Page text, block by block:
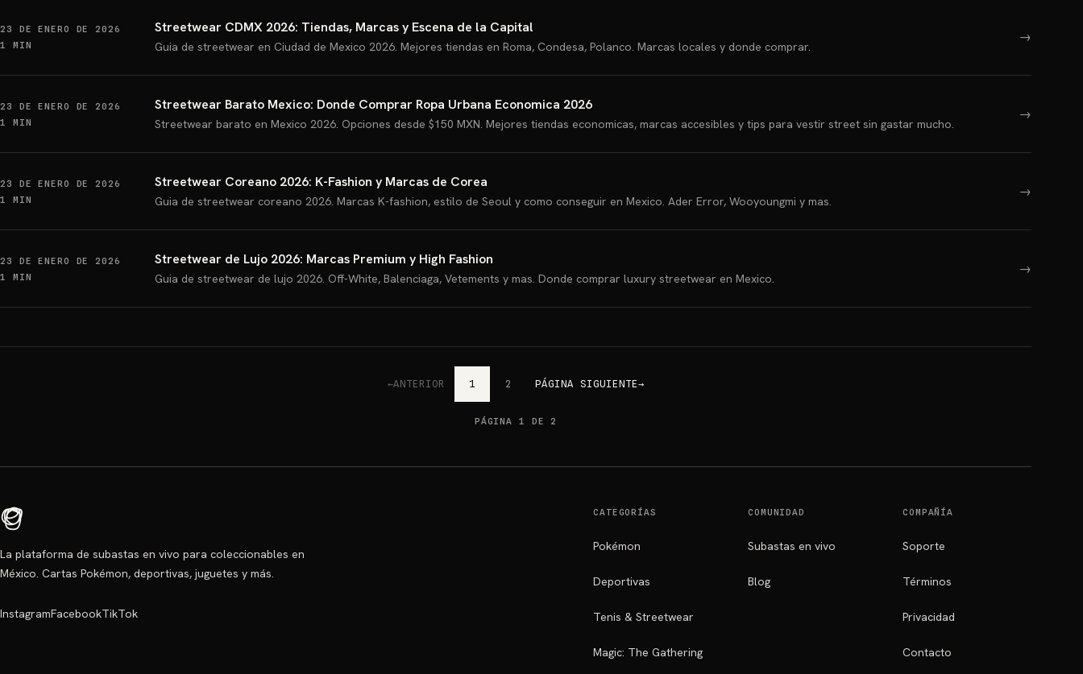
23 DE ENERO DE 2026
1 MIN
Streetwear CDMX 2026: Tiendas, Marcas y Escena de la Capital
Guia de streetwear en Ciudad de Mexico 2026. Mejores tiendas en Roma, Condesa, Polanco. Marcas locales y donde comprar.
→
23 DE ENERO DE 2026
1 MIN
Streetwear Barato Mexico: Donde Comprar Ropa Urbana Economica 2026
Streetwear barato en Mexico 2026. Opciones desde $150 MXN. Mejores tiendas economicas, marcas accesibles y tips para vestir street sin gastar mucho.
→
23 DE ENERO DE 2026
1 MIN
Streetwear Coreano 2026: K-Fashion y Marcas de Corea
Guia de streetwear coreano 2026. Marcas K-fashion, estilo de Seoul y como conseguir en Mexico. Ader Error, Wooyoungmi y mas.
→
23 DE ENERO DE 2026
1 MIN
Streetwear de Lujo 2026: Marcas Premium y High Fashion
Guia de streetwear de lujo 2026. Off-White, Balenciaga, Vetements y mas. Donde comprar luxury streetwear en Mexico.
→
←ANTERIOR 1 2 PÁGINA SIGUIENTE→
PÁGINA 1 DE 2
La plataforma de subastas en vivo para coleccionables en
México. Cartas Pokémon, deportivas, juguetes y más.
InstagramFacebookTikTok
CATEGORÍAS
Pokémon
Deportivas
Tenis & Streetwear
Magic: The Gathering
COMUNIDAD
Subastas en vivo
Blog
COMPAÑÍA
Soporte
Términos
Privacidad
Contacto